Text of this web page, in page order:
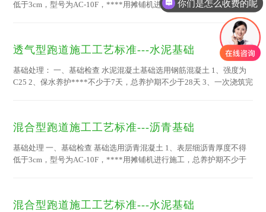
低于3cm，型号为AC-10F，****用摊铺机进行施工，总养护期不少于
28天 2、场地坡度：按照国际田径联合会标准，跑道的纵向坡度应在跑
进方向上向下小于1‰；跑道的横向坡度应在左右方向上向内道小于
10‰；跑道的纵轴线应为南北朝向。 3、基础表面应保证夏季高温时不
反油、无蜂窝、无麻面、无油、没有受柴油、汽油污染，如沥青混凝土
遇水后有泥点，****用大量洁净的水冲洗 4、基础表面无裂缝，无粘接
不牢之处，经冬夏热胀冷...
透气型跑道施工工艺标准---水泥基础
基础处理： 一、基础检查 水泥混凝土基础选用钢筋混凝土 1、强度为
C25 2、保水养护****不少于7天，总养护期不少于28天 3、一次浇筑完
道的横向坡度应在左右方向上向内道小于10‰；跑道的纵轴线应为南北
6...
混合型跑道施工工艺标准---沥青基础
基础处理 一、基础检查 基础选用沥青混凝土 1、表层细沥青厚度不得
低于3cm，型号为AC-10F，****用摊铺机进行施工，总养护期不少于
反油、无蜂窝、无麻面、无油、没有受柴油、汽油污染，如沥青混凝土
混合型跑道施工工艺标准---水泥基础
你们是怎么收费的呢